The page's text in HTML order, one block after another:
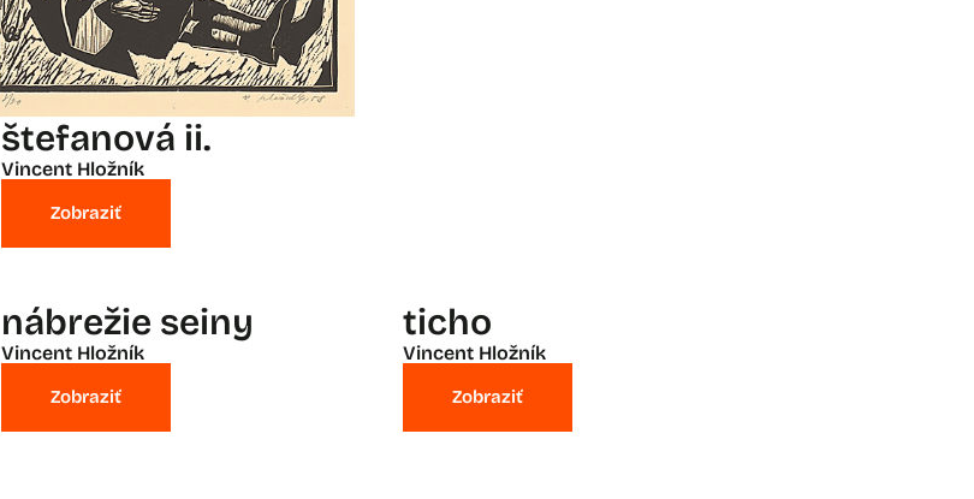
štefanová ii.
Vincent Hložník
Zobraziť
nábrežie seiny
Vincent Hložník
Zobraziť
ticho
Vincent Hložník
Zobraziť